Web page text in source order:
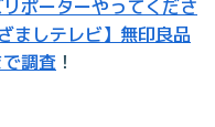
ポーターやってくださ
ざましテレビ】無印良品
調査 ！